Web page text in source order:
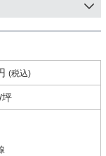
(税込)
坪